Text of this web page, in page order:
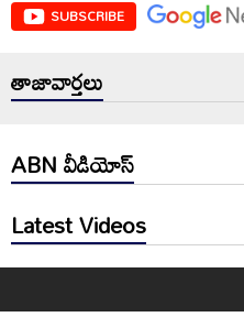
SUBSCRIBE
తాజావార్తలు
ABN వీడియోస్
Latest Videos